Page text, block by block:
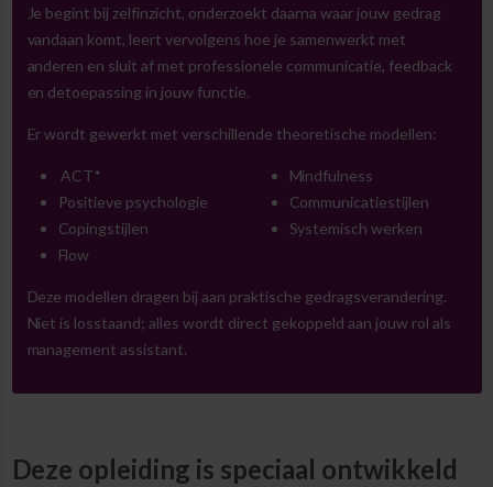
Je begint bij zelfinzicht, onderzoekt daarna waar jouw gedrag
vandaan komt, leert vervolgens hoe je samenwerkt met
anderen en sluit af met professionele communicatie, feedback
en detoepassing in jouw functie.
Er wordt gewerkt met verschillende theoretische modellen:
ACT*
Positieve psychologie
Copingstijlen
Flow
Mindfulness
Communicatiestijlen
Systemisch werken
Deze modellen dragen bij aan praktische gedragsverandering.
Niet is losstaand; alles wordt direct gekoppeld aan jouw rol als
management assistant.
Deze opleiding is speciaal ontwikkeld